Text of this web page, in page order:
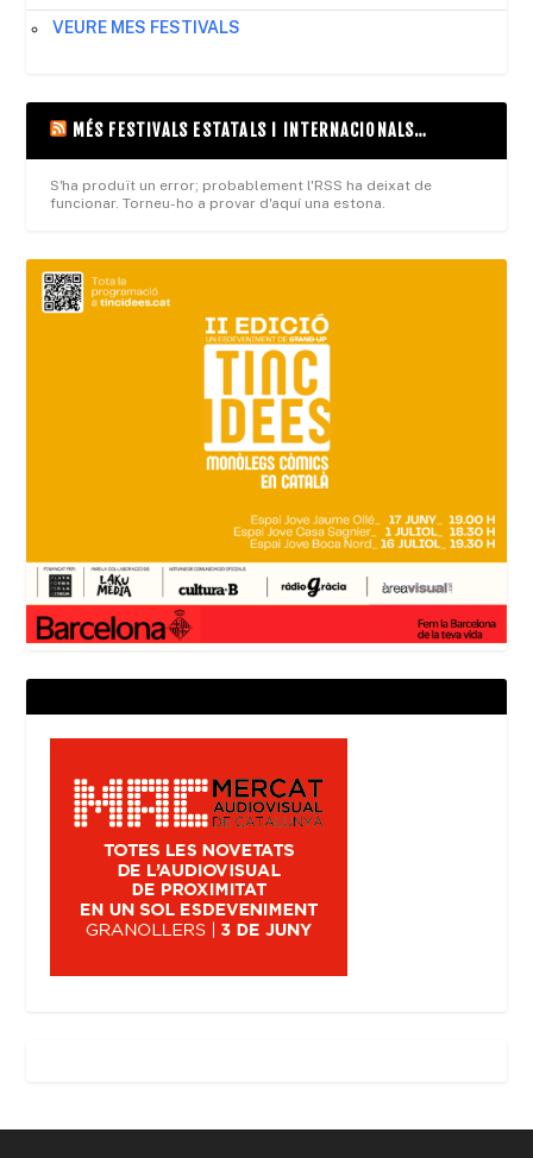
VEURE MES FESTIVALS
MÉS FESTIVALS ESTATALS I INTERNACIONALS…
S'ha produït un error; probablement l'RSS ha deixat de
funcionar. Torneu-ho a provar d'aquí una estona.